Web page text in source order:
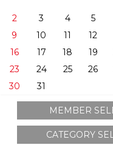
2
3 4 5
9
10 11 12
16
17 18 19
23
24 25 26
30
31
MEMBER
CATEGORY